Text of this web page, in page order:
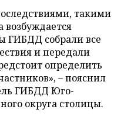
такими
возбуждается
ГИБДД собрали все
и передали
определить
– пояснил
ГИБДД Юго-
округа столицы.